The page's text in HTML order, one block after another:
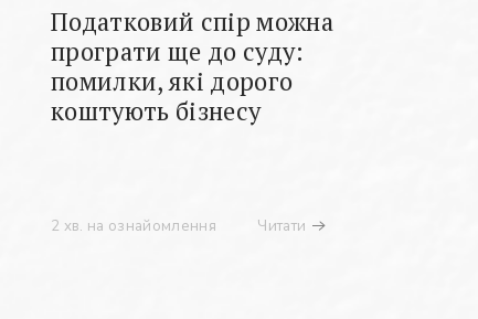
Податковий спір можна
програти ще до суду:
помилки, які дорого
коштують бізнесу
2 хв. на ознайомлення Читати